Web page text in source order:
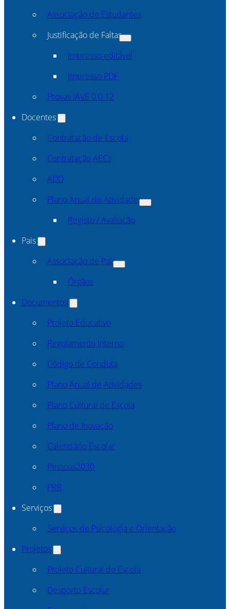
Associação de Estudantes
Justificação de Faltas
Impresso editável
Impresso PDF
Provas IAVE 0.0.12
Docentes
Contratação de Escola
Contratação AECs
ADD
Plano Anual de Atividades
Registo / Avaliação
Pais
Associação de Pais
Órgãos
Documentos
Projeto Educativo
Regulamento Interno
Código de Conduta
Plano Anual de Atividades
Plano Cultural de Escola
Plano de Inovação
Calendário Escolar
Pessoas2030
PRR
Serviços
Serviços de Psicologia e Orientação
Projetos
Projeto Cultural de Escola
Desporto Escolar